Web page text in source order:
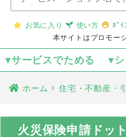
お気に入り 使い方
ﾎﾟｲ
本サイトはプロモー
▾サービスでためる ▾
ホーム 住宅・不動産・
火災保険申請ドッ